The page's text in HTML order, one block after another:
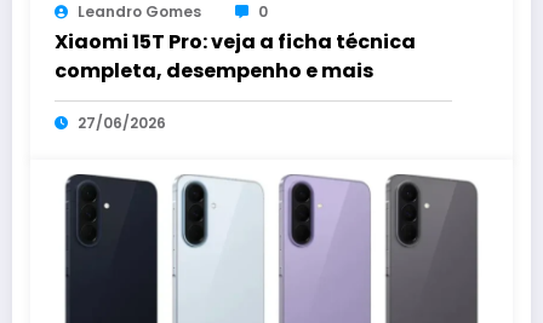
Leandro Gomes 0
Xiaomi 15T Pro: veja a ficha técnica
completa, desempenho e mais
27/06/2026